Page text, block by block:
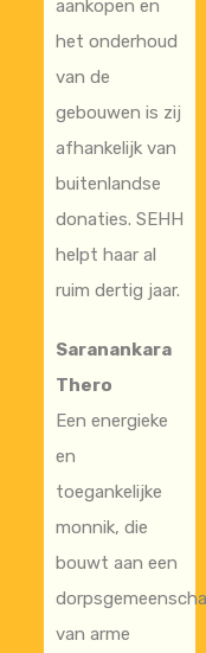
aankopen en
het onderhoud
van de
gebouwen is zij
afhankelijk van
buitenlandse
donaties. SEHH
helpt haar al
ruim dertig jaar.
Saranankara
Thero
Een energieke
en
toegankelijke
monnik, die
bouwt aan een
van arme